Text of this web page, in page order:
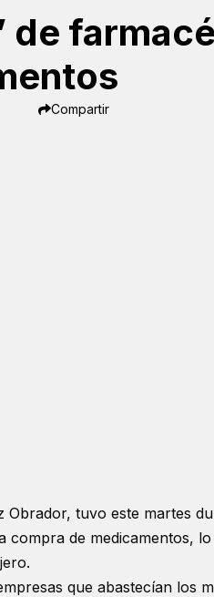
de
Compartir
tuvo este martes
compra de medicamentos,
que abastecían los